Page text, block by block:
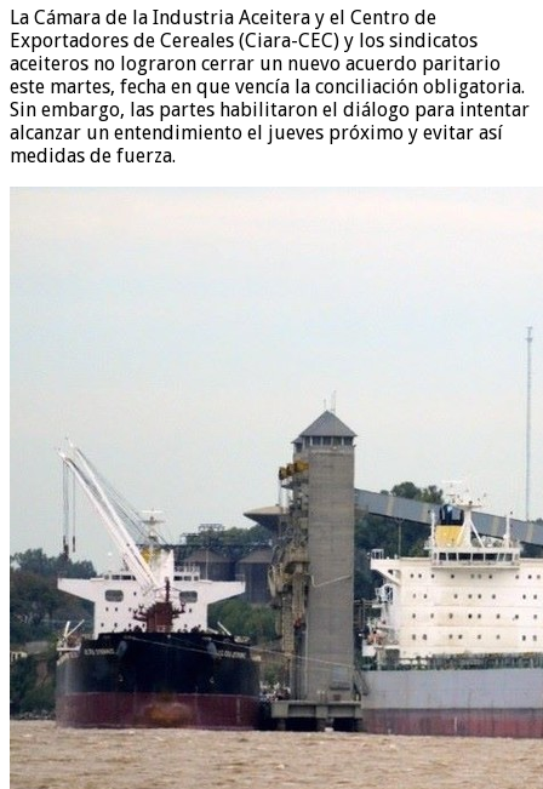
La Cámara de la Industria Aceitera y el Centro de
Exportadores de Cereales (Ciara-CEC) y los sindicatos
aceiteros no lograron cerrar un nuevo acuerdo paritario
este martes, fecha en que vencía la conciliación obligatoria.
Sin embargo, las partes habilitaron el diálogo para intentar
alcanzar un entendimiento el jueves próximo y evitar así
medidas de fuerza.